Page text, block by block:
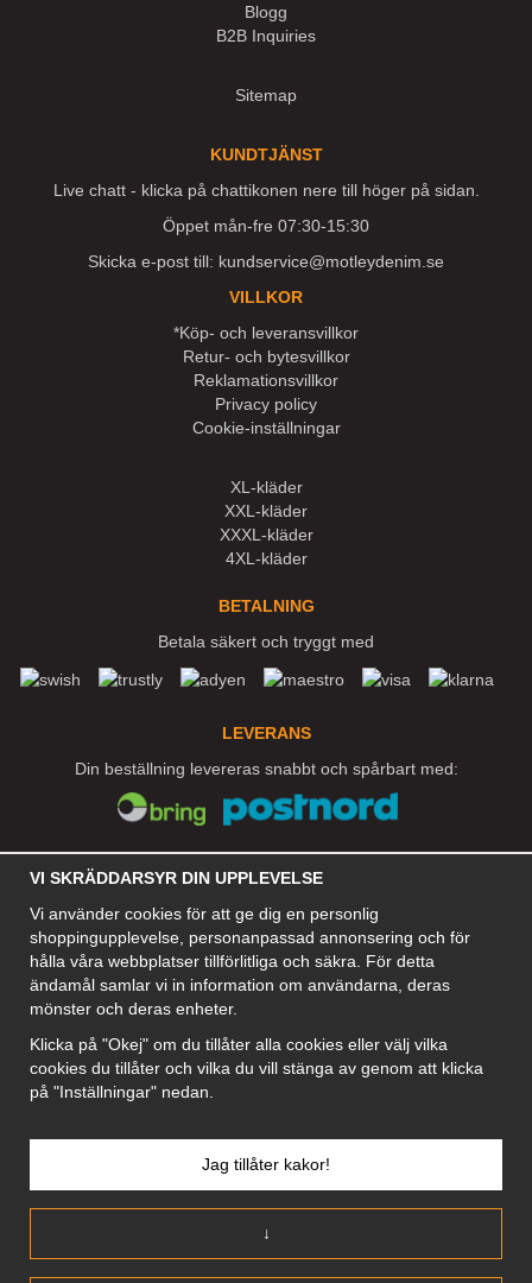
Blogg
B2B Inquiries
Sitemap
KUNDTJÄNST
Live chatt - klicka på chattikonen nere till höger på sidan.
Öppet mån-fre 07:30-15:30
Skicka e-post till: kundservice@motleydenim.se
VILLKOR
*Köp- och leveransvillkor
Retur- och bytesvillkor
Reklamationsvillkor
Privacy policy
Cookie-inställningar
XL-kläder
XXL-kläder
XXXL-kläder
4XL-kläder
BETALNING
Betala säkert och tryggt med
LEVERANS
Din beställning levereras snabbt och spårbart med:
FÖRETAG
Org: 12356245, Momsnummer: SE502090048501
OBS! Skicka inte varureturer till denna adress!
SVERIGE/SVENSKA
VI SKRÄDDARSYR DIN UPPLEVELSE
Vi använder cookies för att ge dig en personlig
shoppingupplevelse, personanpassad annonsering och för
hålla våra webbplatser tillförlitliga och säkra. För detta
ändamål samlar vi in information om användarna, deras
mönster och deras enheter.
Klicka på "Okej" om du tillåter alla cookies eller välj vilka
cookies du tillåter och vilka du vill stänga av genom att klicka
på "Inställningar" nedan.
↓
Jag tillåter kakor!